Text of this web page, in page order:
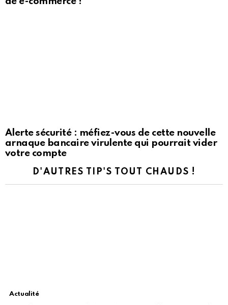
Alerte sécurité : méfiez-vous de cette nouvelle
arnaque bancaire virulente qui pourrait vider
votre compte
D'AUTRES TIP'S TOUT CHAUDS !
Actualité